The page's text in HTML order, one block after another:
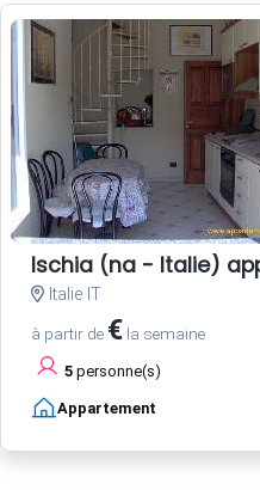
Ischia (na - Italie)
Italie IT
à partir de € la semaine
5 personne(s)
Appartement